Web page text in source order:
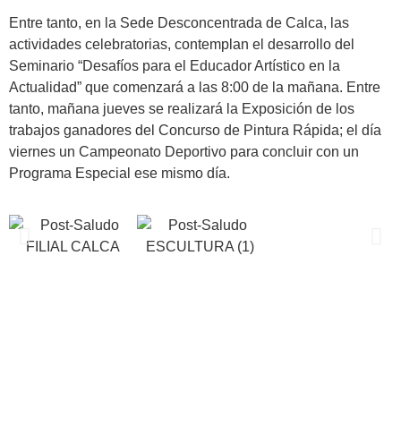
Entre tanto, en la Sede Desconcentrada de Calca, las
actividades celebratorias, contemplan el desarrollo del
Seminario “Desafíos para el Educador Artístico en la
Actualidad” que comenzará a las 8:00 de la mañana. Entre
tanto, mañana jueves se realizará la Exposición de los
trabajos ganadores del Concurso de Pintura Rápida; el día
viernes un Campeonato Deportivo para concluir con un
Programa Especial ese mismo día.